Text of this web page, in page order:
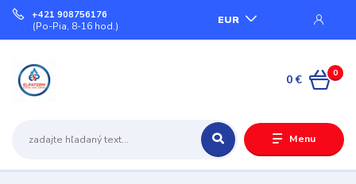
Menu
EUR
+421 908756176
(Po-Pia, 8-16 hod.)
0
0 €